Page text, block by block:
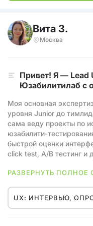
Считаю, что обучение
знаниями.Вита З.
Москва
Привет! Я — Lead
Юзабилитилаб с
Моя основная
уровня Junior до
сама веду проекты по
юзабилити-
быстрой оценки
click test, А/В тестинг и
Кано, SUS,
модели.
РАЗВЕРНУТЬ ПОЛНОЕ
UX: ИНТЕРВЬЮ,